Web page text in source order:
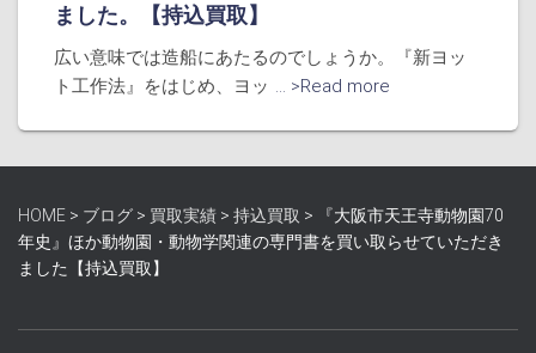
ました。【持込買取】
広い意味では造船にあたるのでしょうか。『新ヨッ
ト工作法』をはじめ、ヨッ ... >Read more
HOME > ブログ > 買取実績 > 持込買取 >
『大阪市天王寺動物園70
年史』ほか動物園・動物学関連の専門書を買い取らせていただき
ました【持込買取】